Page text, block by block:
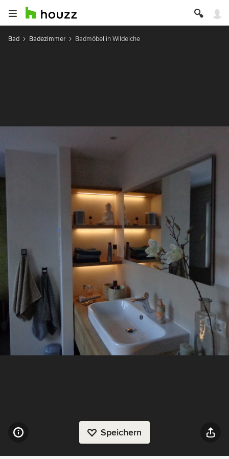
Bad Badezimmer Badmöbel in Wildeiche
Speichern